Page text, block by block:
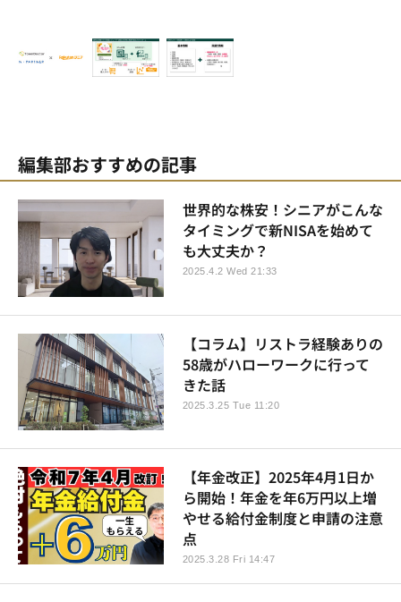
編集部おすすめの記事
世界的な株安！シニアがこんな
タイミングで新NISAを始めて
も大丈夫か？
2025.4.2 Wed 21:33
【コラム】リストラ経験ありの
58歳がハローワークに行って
きた話
2025.3.25 Tue 11:20
【年金改正】2025年4月1日か
ら開始！年金を年6万円以上増
やせる給付金制度と申請の注意
点
2025.3.28 Fri 14:47